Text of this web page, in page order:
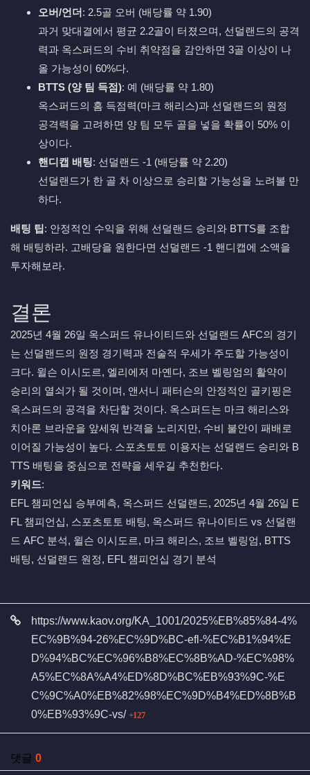
오버/언더: 2.5골 오버 (배당률 약 1.90)
과거 맞대결에서 평균 2.2골이 터졌으며, 선덜랜드의 공격
력과 옥스퍼드의 수비 취약점을 감안하면 3골 이상이 나
올 가능성이 60%다.
BTTS (양 팀 득점): 예 (배당률 약 1.80)
옥스퍼드의 홈 득점력(마크 해리스)과 선덜랜드의 원정
공격력을 고려하면 양 팀 모두 골을 넣을 확률이 50% 이
상이다.
핸디캡 배팅: 선덜랜드 -1 (배당률 약 2.20)
선덜랜드가 한 골 차 이상으로 승리할 가능성을 노려볼 만
하다.
배팅 팁: 안정적인 수익을 위해 선덜랜드 승리와 BTTS를 조합
해 배팅하라. 고배당을 원한다면 선덜랜드 -1 핸디캡에 소액을
투자해보라.
결론
2025년 4월 26일 옥스퍼드 유나이티드와 선덜랜드 AFC의 경기
는 선덜랜드의 원정 경기력과 전술적 우세가 주도할 가능성이
크다. 윌슨 이시도르, 엘리에저 마옌다, 조브 벨링엄의 활약이
승리의 열쇠가 될 것이며, 앤서니 패터슨의 안정적인 골키핑은
옥스퍼드의 공격을 차단할 것이다. 옥스퍼드는 마크 해리스와
치아론 브라운을 앞세워 반격을 노리지만, 수비 불안이 패배로
이어질 가능성이 높다. 스포츠토토 이용자는 선덜랜드 승리와 B
TTS 배팅을 중심으로 전략을 세우길 추천한다.
키워드:
EFL 챔피언십 승부예측, 옥스퍼드 선덜랜드, 2025년 4월 26일 E
FL 챔피언십, 스포츠토토 배팅, 옥스퍼드 유나이티드 vs 선덜랜
드 AFC 분석, 윌슨 이시도르, 마크 해리스, 조브 벨링엄, BTTS
배팅, 선덜랜드 원정, EFL 챔피언십 경기 분석
관련자료https://www.kaov.org/KA_1001/2025%EB%85%84-4%
EC%9B%94-26%EC%9D%BC-efl-%EC%B1%94%E
D%94%BC%EC%96%B8%EC%8B%AD-%EC%98%
A5%EC%8A%A4%ED%8D%BC%EB%93%9C-%E
C%9C%A0%EB%82%98%EC%9D%B4%ED%8B%B
0%EB%93%9C-vs/
127회 연결
댓글 0